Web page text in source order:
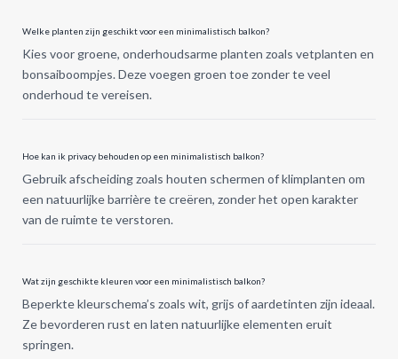
Welke planten zijn geschikt voor een minimalistisch balkon?
Kies voor groene, onderhoudsarme planten zoals vetplanten en
bonsaiboompjes. Deze voegen groen toe zonder te veel
onderhoud te vereisen.
Hoe kan ik privacy behouden op een minimalistisch balkon?
Gebruik afscheiding zoals houten schermen of klimplanten om
een natuurlijke barrière te creëren, zonder het open karakter
van de ruimte te verstoren.
Wat zijn geschikte kleuren voor een minimalistisch balkon?
Beperkte kleurschema’s zoals wit, grijs of aardetinten zijn ideaal.
Ze bevorderen rust en laten natuurlijke elementen eruit
springen.